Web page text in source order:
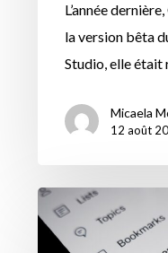
L’année
la version bêta
Studio, elle était
Micaela
12 août
Avez-
vous